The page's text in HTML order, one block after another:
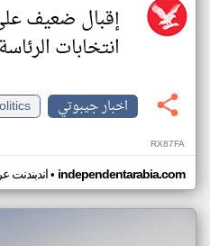
إقبال ضعيف
انتخابات
اخبار جيبوتي
RX87FA
اندبندنت• independentarabia.com